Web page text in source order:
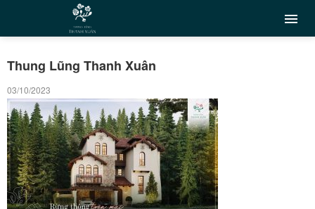
Thung Lũng Thanh Xuân
03/10/2023